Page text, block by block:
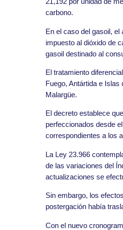
carbono.
En el caso del gasoil,
impuesto al dióxido de
gasoil destinado al
El tratamiento
Fuego, Antártida e
Malargüe.
El decreto establece
perfeccionados desde
correspondientes a los
La Ley 23.966
de las variaciones del
actualizaciones se
Sin embargo, los
postergación había
Con el nuevo